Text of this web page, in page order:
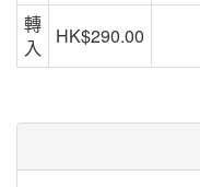
轉
入
HK$290.00